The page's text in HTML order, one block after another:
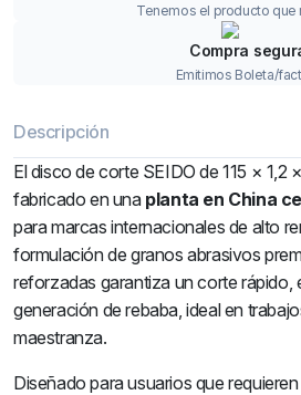
Tenemos el producto que
Compra
Emitimos Boleta/
Descripción
El disco de corte SEIDO de 115 × 1,2
fabricado en una planta en China
para marcas internacionales de alto
formulación de granos abrasivos
reforzadas garantiza un corte rápido,
generación de rebaba, ideal en
maestranza.
Diseñado para usuarios que requieren